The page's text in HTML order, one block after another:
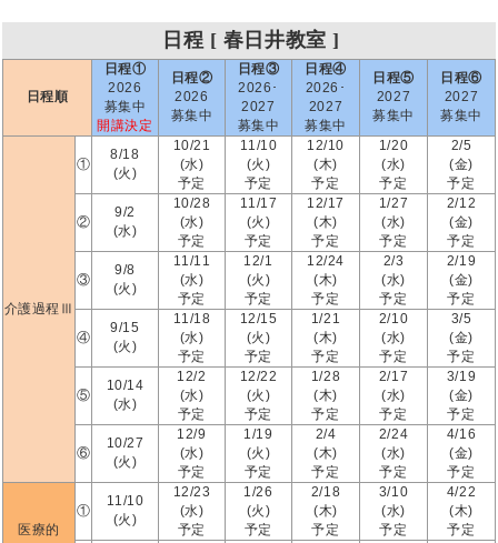
日程 [ 春日井教室 ]
日程順
日程①
2026
募集中
開講決定
日程②
2026
募集中
日程③
2026･
2027
募集中
日程④
2026･
2027
募集中
日程⑤
2027
募集中
日程⑥
2027
募集中
介護過程Ⅲ
①
8/18
(火)
10/21
(水)
予定
11/10
(火)
予定
12/10
(木)
予定
1/20
(水)
予定
2/5
(金)
予定
②
9/2
(水)
10/28
(水)
予定
11/17
(火)
予定
12/17
(木)
予定
1/27
(水)
予定
2/12
(金)
予定
③
9/8
(火)
11/11
(水)
予定
12/1
(火)
予定
12/24
(木)
予定
2/3
(水)
予定
2/19
(金)
予定
④
9/15
(火)
11/18
(水)
予定
12/15
(火)
予定
1/21
(木)
予定
2/10
(水)
予定
3/5
(金)
予定
⑤
10/14
(水)
12/2
(水)
予定
12/22
(火)
予定
1/28
(木)
予定
2/17
(水)
予定
3/19
(金)
予定
⑥
10/27
(火)
12/9
(水)
予定
1/19
(火)
予定
2/4
(木)
予定
2/24
(水)
予定
4/16
(金)
予定
医療的
①
11/10
(火)
12/23
(水)
予定
1/26
(火)
予定
2/18
(木)
予定
3/10
(水)
予定
4/22
(木)
予定